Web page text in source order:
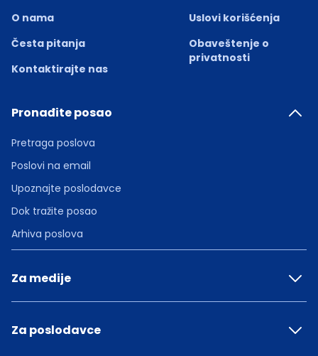
O nama
Česta pitanja
Kontaktirajte nas
Uslovi korišćenja
Obaveštenje o
privatnosti
Pronađite posao
Pretraga poslova
Poslovi na email
Upoznajte poslodavce
Dok tražite posao
Arhiva poslova
Za medije
Za poslodavce